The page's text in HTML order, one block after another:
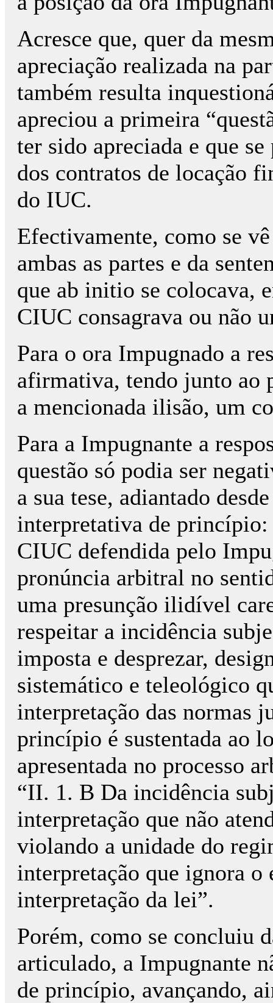
Acresce que, quer da
apreciação realizada na
também resulta
apreciou a primeira
ter sido apreciada e que
dos contratos de locação
do IUC.
Efectivamente, como se
ambas as partes e da
que ab initio se colocava,
CIUC consagrava ou não
Para o ora Impugnado a
afirmativa, tendo junto ao
a mencionada ilisão, um
Para a Impugnante a
questão só podia ser
a sua tese, adiantado
interpretativa de princípio:
CIUC defendida pelo
pronúncia arbitral no
uma presunção ilidível
respeitar a incidência
imposta e desprezar,
sistemático e teleológico
interpretação das normas
princípio é sustentada ao
apresentada no processo
“II. 1. B Da incidência
interpretação que não
violando a unidade do
interpretação que ignora
interpretação da lei”.
Porém, como se concluiu
articulado, a Impugnante
de princípio, avançando,